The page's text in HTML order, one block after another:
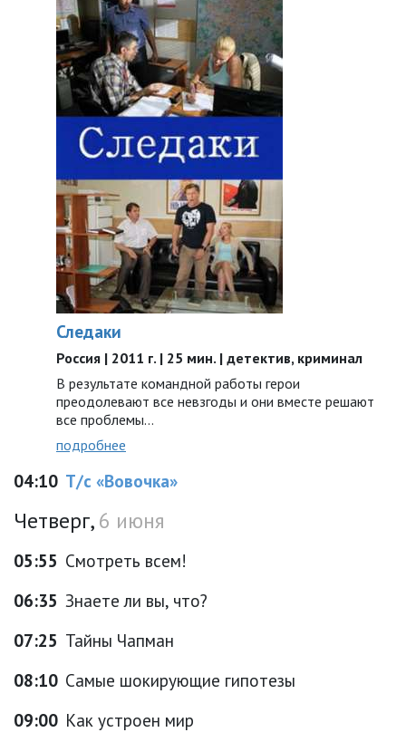
Следаки
Россия | 2011 г. | 25 мин. | детектив, криминал
В результате командной работы герои
преодолевают все невзгоды и они вместе решают
все проблемы…
подробнее
04:10 Т/с «Вовочка»
Четверг,6 июня
05:55 Смотреть всем!
06:35 Знаете ли вы, что?
07:25 Тайны Чапман
08:10 Самые шокирующие гипотезы
09:00 Как устроен мир